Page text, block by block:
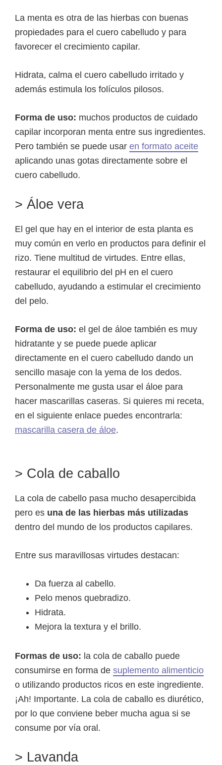
La menta es otra de las hierbas con buenas
propiedades para el cuero cabelludo y para
favorecer el crecimiento capilar.
Hidrata, calma el cuero cabelludo irritado y
además estimula los folículos pilosos.
Forma de uso: muchos productos de cuidado
capilar incorporan menta entre sus ingredientes.
Pero también se puede usar en formato aceite
aplicando unas gotas directamente sobre el
cuero cabelludo.
> Áloe vera
El gel que hay en el interior de esta planta es
muy común en verlo en productos para definir el
rizo. Tiene multitud de virtudes. Entre ellas,
restaurar el equilibrio del pH en el cuero
cabelludo, ayudando a estimular el crecimiento
del pelo.
Forma de uso: el gel de áloe también es muy
hidratante y se puede puede aplicar
directamente en el cuero cabelludo dando un
sencillo masaje con la yema de los dedos.
Personalmente me gusta usar el áloe para
hacer mascarillas caseras. Si quieres mi receta,
en el siguiente enlace puedes encontrarla:
mascarilla casera de áloe.
> Cola de caballo
La cola de cabello pasa mucho desapercibida
pero es una de las hierbas más utilizadas
dentro del mundo de los productos capilares.
Entre sus maravillosas virtudes destacan:
Da fuerza al cabello.
Pelo menos quebradizo.
Hidrata.
Mejora la textura y el brillo.
Formas de uso: la cola de caballo puede
consumirse en forma de suplemento alimenticio
o utilizando productos ricos en este ingrediente.
¡Ah! Importante. La cola de caballo es diurético,
por lo que conviene beber mucha agua si se
consume por vía oral.
> Lavanda